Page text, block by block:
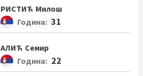
РИСТИЋ Милош
Година: 31
АЛИЋ Семир
Година: 22